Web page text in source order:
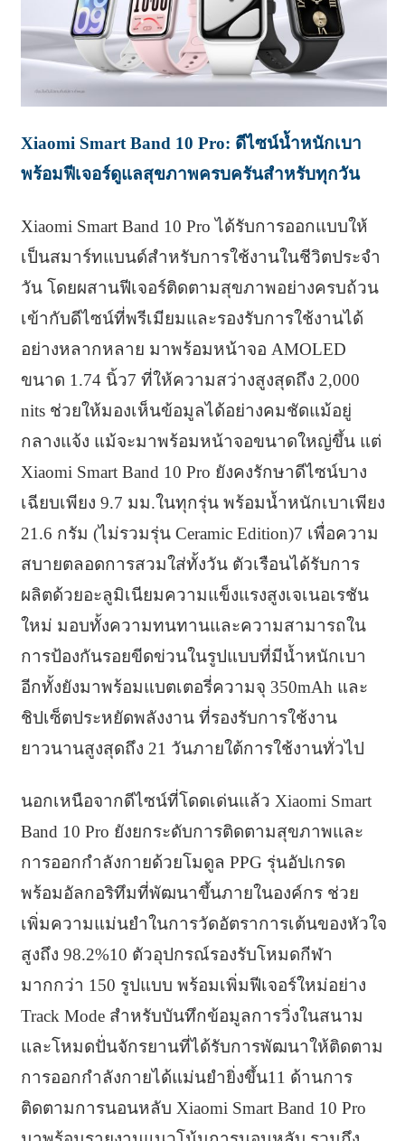
Xiaomi Smart Band 10 Pro: ดีไซน์น้ำหนักเบา
พร้อมฟีเจอร์ดูแลสุขภาพครบครันสำหรับทุกวัน
Xiaomi Smart Band 10 Pro ได้รับการออกแบบให้
เป็นสมาร์ทแบนด์สำหรับการใช้งานในชีวิตประจำ
วัน โดยผสานฟีเจอร์ติดตามสุขภาพอย่างครบถ้วน
เข้ากับดีไซน์ที่พรีเมียมและรองรับการใช้งานได้
อย่างหลากหลาย มาพร้อมหน้าจอ AMOLED
ขนาด 1.74 นิ้ว7 ที่ให้ความสว่างสูงสุดถึง 2,000
nits ช่วยให้มองเห็นข้อมูลได้อย่างคมชัดแม้อยู่
กลางแจ้ง แม้จะมาพร้อมหน้าจอขนาดใหญ่ขึ้น แต่
Xiaomi Smart Band 10 Pro ยังคงรักษาดีไซน์บาง
เฉียบเพียง 9.7 มม.ในทุกรุ่น พร้อมน้ำหนักเบาเพียง
21.6 กรัม (ไม่รวมรุ่น Ceramic Edition)7 เพื่อความ
สบายตลอดการสวมใส่ทั้งวัน ตัวเรือนได้รับการ
ผลิตด้วยอะลูมิเนียมความแข็งแรงสูงเจเนอเรชัน
ใหม่ มอบทั้งความทนทานและความสามารถใน
การป้องกันรอยขีดข่วนในรูปแบบที่มีน้ำหนักเบา
อีกทั้งยังมาพร้อมแบตเตอรี่ความจุ 350mAh และ
ชิปเซ็ตประหยัดพลังงาน ที่รองรับการใช้งาน
ยาวนานสูงสุดถึง 21 วันภายใต้การใช้งานทั่วไป
นอกเหนือจากดีไซน์ที่โดดเด่นแล้ว Xiaomi Smart
Band 10 Pro ยังยกระดับการติดตามสุขภาพและ
การออกกำลังกายด้วยโมดูล PPG รุ่นอัปเกรด
พร้อมอัลกอริทึมที่พัฒนาขึ้นภายในองค์กร ช่วย
เพิ่มความแม่นยำในการวัดอัตราการเต้นของหัวใจ
สูงถึง 98.2%10 ตัวอุปกรณ์รองรับโหมดกีฬา
มากกว่า 150 รูปแบบ พร้อมเพิ่มฟีเจอร์ใหม่อย่าง
Track Mode สำหรับบันทึกข้อมูลการวิ่งในสนาม
และโหมดปั่นจักรยานที่ได้รับการพัฒนาให้ติดตาม
การออกกำลังกายได้แม่นยำยิ่งขึ้น11 ด้านการ
ติดตามการนอนหลับ Xiaomi Smart Band 10 Pro